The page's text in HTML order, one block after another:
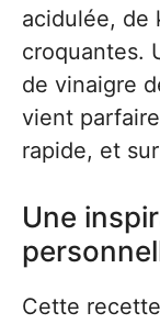
acidulée, de
croquantes.
de vinaigre
vient
rapide, et
Une
Cette